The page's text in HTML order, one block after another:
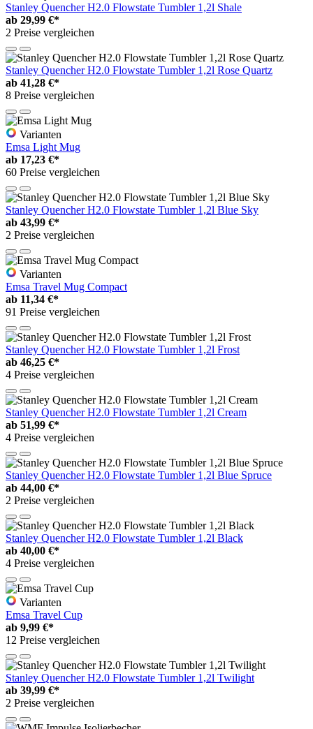
Stanley Quencher H2.0 Flowstate Tumbler 1,2l Shale
ab 29,99 €*
2 Preise vergleichen
Stanley Quencher H2.0 Flowstate Tumbler 1,2l Rose Quartz
ab 41,28 €*
8 Preise vergleichen
Varianten
Emsa Light Mug
ab 17,23 €*
60 Preise vergleichen
Stanley Quencher H2.0 Flowstate Tumbler 1,2l Blue Sky
ab 43,99 €*
2 Preise vergleichen
Varianten
Emsa Travel Mug Compact
ab 11,34 €*
91 Preise vergleichen
Stanley Quencher H2.0 Flowstate Tumbler 1,2l Frost
ab 46,25 €*
4 Preise vergleichen
Stanley Quencher H2.0 Flowstate Tumbler 1,2l Cream
ab 51,99 €*
4 Preise vergleichen
Stanley Quencher H2.0 Flowstate Tumbler 1,2l Blue Spruce
ab 44,00 €*
2 Preise vergleichen
Stanley Quencher H2.0 Flowstate Tumbler 1,2l Black
ab 40,00 €*
4 Preise vergleichen
Varianten
Emsa Travel Cup
ab 9,99 €*
12 Preise vergleichen
Stanley Quencher H2.0 Flowstate Tumbler 1,2l Twilight
ab 39,99 €*
2 Preise vergleichen